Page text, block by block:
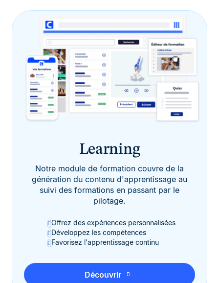
Learning
Notre module de formation couvre de la
génération du contenu d'apprentissage au
suivi des formations en passant par le
pilotage.
Offrez des expériences personnalisées
Développez les compétences
Favorisez l'apprentissage continu
Découvrir